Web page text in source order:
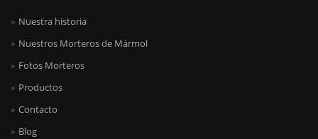
Nuestra historia
Nuestros Morteros de Mármol
Fotos Morteros
Productos
Contacto
Blog